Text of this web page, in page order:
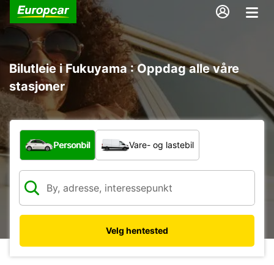
Bilutleie i Fukuyama : Oppdag alle våre
stasjoner
Hvilken type bil?
Personbil Vare- og lastebil
Velg hentested